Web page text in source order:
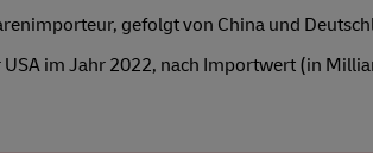
gefolgt von China und
im Jahr 2022, nach Importwert (in